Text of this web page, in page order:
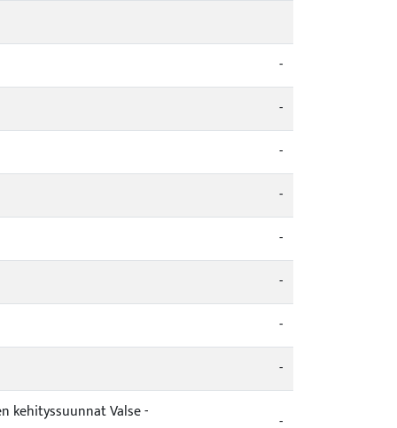
-
-
-
-
-
-
-
-
kehityssuunnat Valse -
-